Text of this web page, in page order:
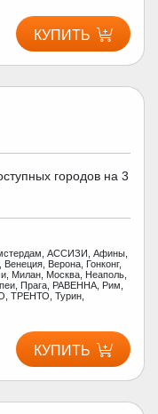
КУПИТЬ
городов на 3
АССИЗИ, Афины,
Верона, Гонконг,
Милан, Москва, Неаполь,
Прага, РАВЕННА, Рим,
ТРЕНТО, Турин,
КУПИТЬ